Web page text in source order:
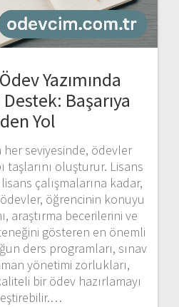
Yazımında
Başarıya
Yol
her seviyesinde, ödevler
taşlarını oluşturur. Lisans
çalışmalarına kadar,
öğrencinin konuyu
araştırma becerilerini ve
gösteren en önemli
ders programları, sınav
yönetimi zorlukları,
bir ödev hazırlamayı